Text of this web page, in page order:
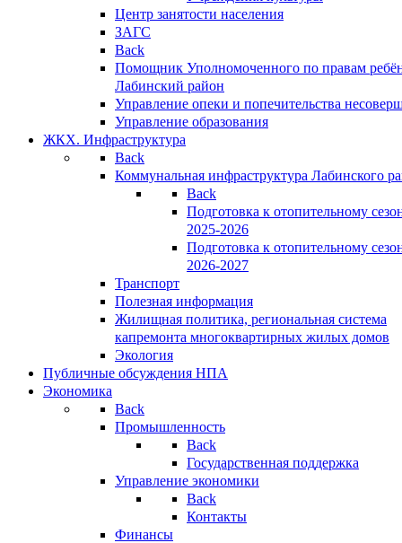
Центр занятости населения
ЗАГС
Back
Помощник Уполномоченного по правам
Лабинский район
Управление опеки и попечительства
Управление образования
ЖКХ. Инфраструктура
Back
Коммунальная инфраструктура Лабинского
Back
Подготовка к отопительному
2025-2026
Подготовка к отопительному
2026-2027
Транспорт
Полезная информация
Жилищная политика, региональная система
капремонта многоквартирных жилых домов
Экология
Публичные обсуждения НПА
Экономика
Back
Промышленность
Back
Государственная поддержка
Управление экономики
Back
Контакты
Финансы